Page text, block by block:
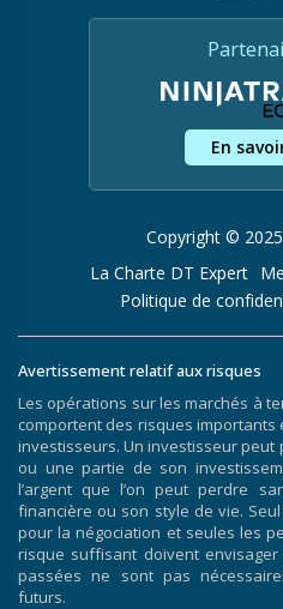
En
Copyright ©
La Charte DT Expert
Politique de
Avertissement relatif aux risques
Les opérations sur les marchés à
comportent des risques
investisseurs. Un investisseur
ou une partie de son
l’argent que l’on peut perdre
financière ou son style de vie.
pour la négociation et seules les
risque suffisant doivent
passées ne sont pas
futurs.